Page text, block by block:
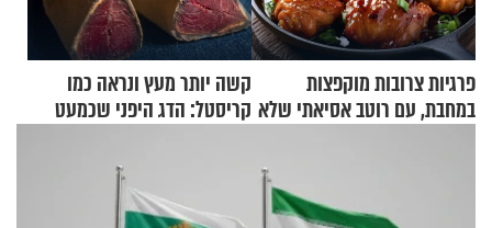
פרגיות צרובות מוקפצות
במחבת, עם רוטב אסיאתי שלא
קשה יותר מעץ ונראה כמו
קריסטל: הדג היפני שכמעט